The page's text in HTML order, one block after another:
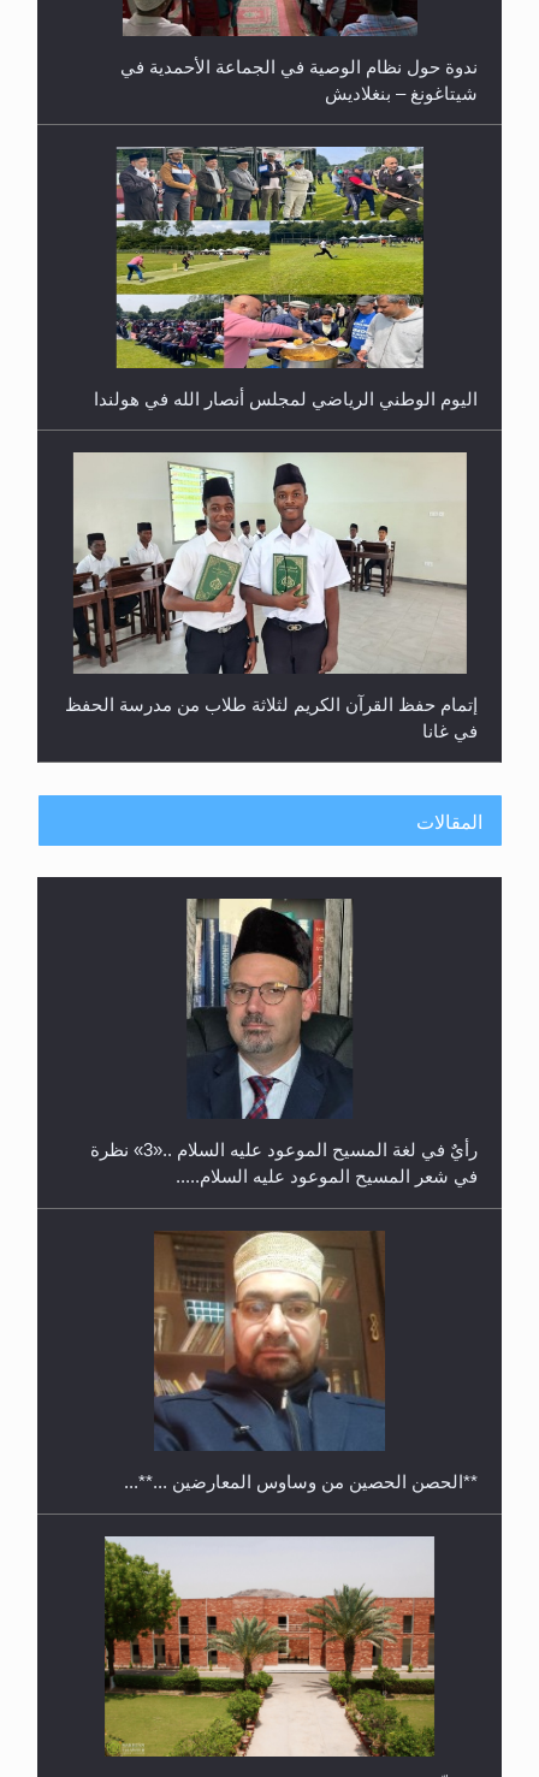
ندوة حول نظام الوصية في الجماعة الأحمدية في
شيتاغونغ – بنغلاديش
اليوم الوطني الرياضي لمجلس أنصار الله في هولندا
إتمام حفظ القرآن الكريم لثلاثة طلاب من مدرسة الحفظ
في غانا
حفل توزيع الشهادات في الجامعة الأحمدية بنيجيريا لعام
معرض القرآن الكريم لمدة ثلاثين يوما في مكتبة مدينة
ريهيماكي في فنلند
المقالات
رأيٌ في لغة المسيح الموعود عليه السلام ..«3» نظرة
في شعر المسيح الموعود عليه السلام.....
**الحصن الحصين من وساوس المعارضين ...**...